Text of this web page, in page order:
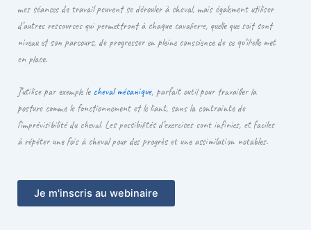
mes séances de travail peuvent se dérouler à cheval, mais également utiliser
d’autres ressources qui permettront à chaque cavalier•e, quelle que soit sont
niveau et son parcours, de progresser en pleine conscience de ce qu’il•elle met
en place.
J’utilise par exemple le cheval mécanique, parfait outil pour travailler la
posture comme le fonctionnement et le liant, sans la contrainte de
l’imprévisibilité du cheval. Les possibilités d’exercices sont infinies, et faciles
à répéter une fois à cheval pour des progrès et une assimilation notables.
Je m'inscris au webinaire